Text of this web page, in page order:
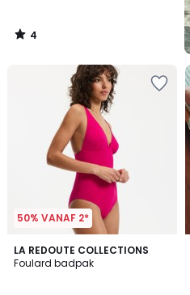
4
/
50% VANAF 2*
LA REDOUTE COLLECTIONS
Foulard badpak
4.3
/ 5